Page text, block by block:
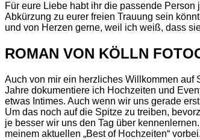
Für eure Liebe habt ihr die passende
Abkürzung zu eurer freien Trauung sein
und von Herzen gerne, weil ich weiß, dass
ROMAN VON KÖLLN
Auch von mir ein herzliches Willkommen auf
Jahre dokumentiere ich Hochzeiten und
etwas Intimes. Auch wenn wir uns gerade
Um das noch auf die Spitze zu treiben,
je besser wir uns den Tag über
meinem aktuellen „Best of Hochzeiten“